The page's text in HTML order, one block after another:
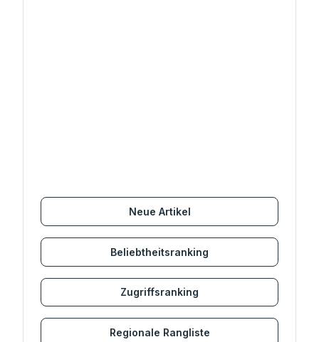
Neue Artikel
Beliebtheitsranking
Zugriffsranking
Regionale Rangliste